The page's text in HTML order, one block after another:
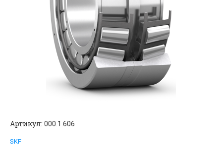
Артикул: 000.1.606
SKF